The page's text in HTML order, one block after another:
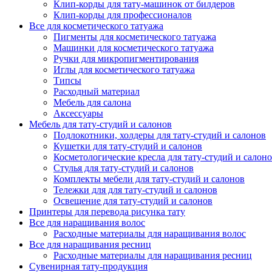
Клип-корды для тату-машинок от билдеров
Клип-корды для профессионалов
Все для косметического татуажа
Пигменты для косметического татуажа
Машинки для косметического татуажа
Ручки для микропигментирования
Иглы для косметического татуажа
Типсы
Расходный материал
Мебель для салона
Аксессуары
Мебель для тату-студий и салонов
Подлокотники, холдеры для тату-студий и салонов
Кушетки для тату-студий и салонов
Косметологические кресла для тату-студий и
Стулья для тату-студий и салонов
Комплекты мебели для тату-студий и салонов
Тележки для для тату-студий и салонов
Освещение для тату-студий и салонов
Принтеры для перевода рисунка тату
Все для наращивания волос
Расходные материалы для наращивания волос
Все для наращивания ресниц
Расходные материалы для наращивания ресниц
Сувенирная тату-продукция